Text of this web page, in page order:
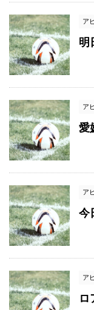
ア
明
ア
愛
ア
今
ア
ロ